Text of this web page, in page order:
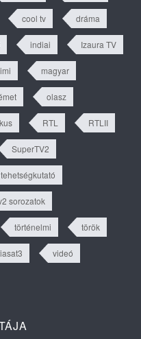
cool tv dráma
indiai Izaura TV
magyar
olasz
RTL RTLII
SuperTV2
tehetségkutató
sorozatok
történelmi török
videó